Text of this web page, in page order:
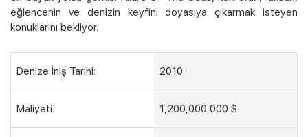
eğlencenin ve denizin keyfini doyasıya çıkarmak isteyen
konuklarını bekliyor.
Denize İniş Tarihi: 2010
Maliyeti: 1,200,000,000 $